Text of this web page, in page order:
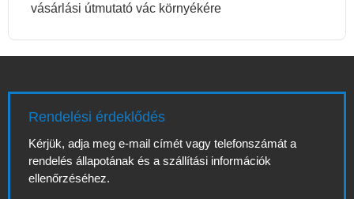
vásárlási útmutató vác környékére
Rendelési érdeklődés
Kérjük, adja meg e-mail címét vagy telefonszámát a
rendelés állapotának és a szállítási információk
ellenőrzéséhez.